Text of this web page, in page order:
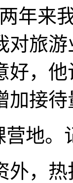
年来
对旅
好，
加接待
地。
，热